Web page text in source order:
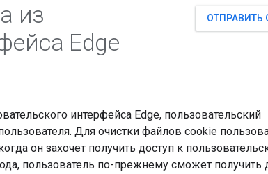
ОТПРАВИТЬ
из
Edge
интерфейса Edge, пользовательский
Для очистки файлов cookie
он захочет получить доступ к
пользователь по-прежнему сможет получить